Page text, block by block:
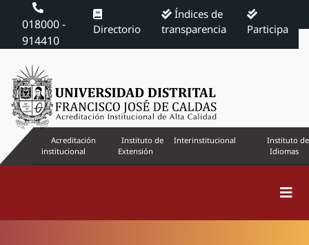
018000 -
914410
Directorio
Índices de
transparencia
Participa
Acreditación
institucional
Instituto de
Extensión
Interinstitucional
Instituto de
Idiomas